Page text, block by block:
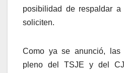
posibilidad de respaldar
soliciten.
Como ya se anunció, las
pleno del TSJE y del